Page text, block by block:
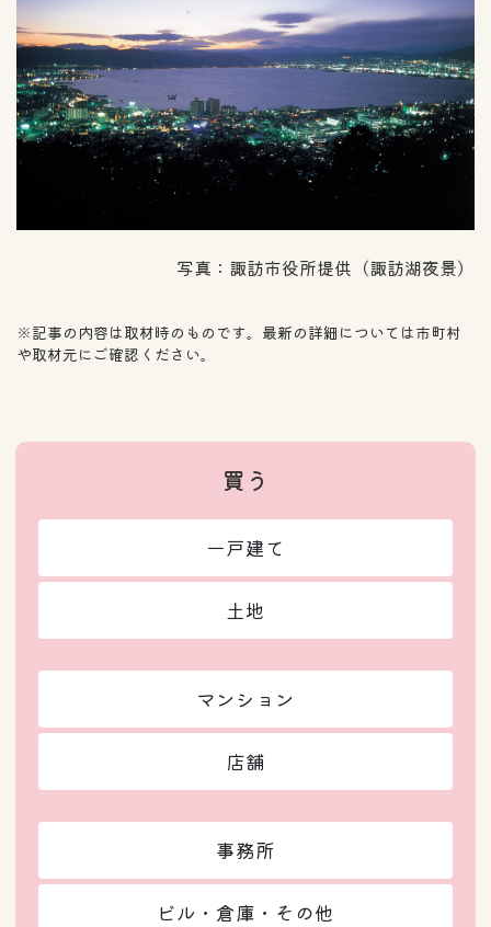
写真：諏訪市役所提供（諏訪湖夜景）
※記事の内容は取材時のものです。最新の詳細については市町村
や取材元にご確認ください。
買う
一戸建て
土地
マンション
店舗
事務所
ビル・倉庫・その他